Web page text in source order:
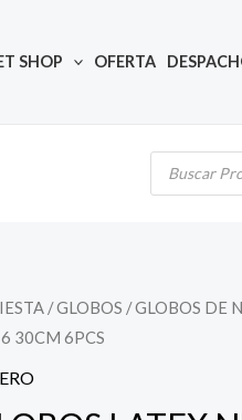
SHOP OFERTA
Búsqueda
/GLOBOS /GLOBOS DE
30CM 6PCS